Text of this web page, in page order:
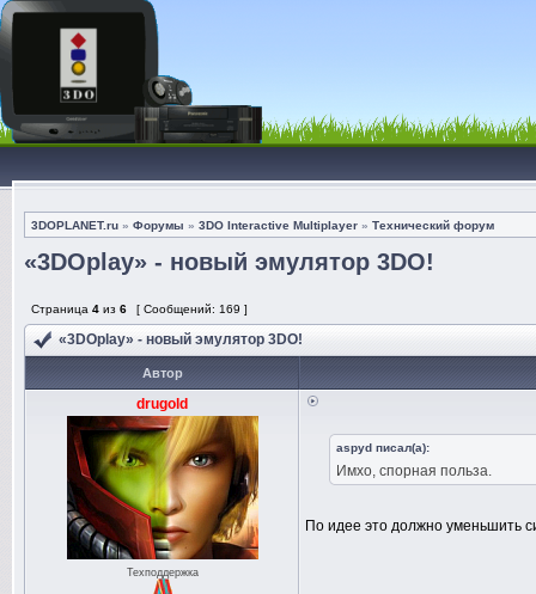
3DOPLANET.ru » Форумы » 3DO Interactive Multiplayer » Технический форум
«3DOplay» - новый эмулятор 3DO!
Страница 4 из 6 [ Сообщений: 169 ]
«3DOplay» - новый эмулятор 3DO!
Автор
drugold
Техподдержка
aspyd писал(а):
Имхо, спорная польза.
По идее это должно уменьшить